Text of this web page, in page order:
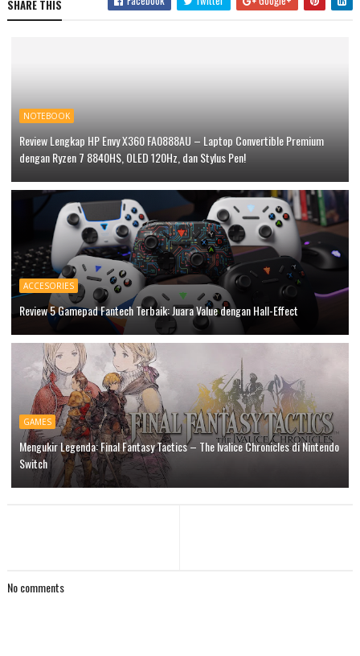
SHARE THIS
NOTEBOOK
Review Lengkap HP Envy X360 FA0888AU – Laptop Convertible Premium
dengan Ryzen 7 8840HS, OLED 120Hz, dan Stylus Pen!
ACCESORIES
Review 5 Gamepad Fantech Terbaik: Juara Value dengan Hall-Effect
GAMES
Mengukir Legenda: Final Fantasy Tactics – The Ivalice Chronicles di Nintendo
Switch
No comments